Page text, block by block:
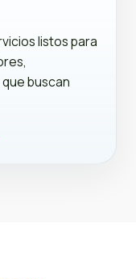
listos para
buscan